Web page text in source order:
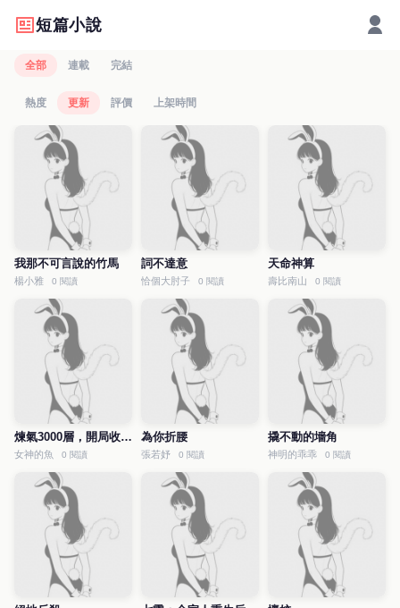
短篇小說
全部 連載 完結
熱度 更新 評價 上架時間
我那不可言說的竹馬
楊小雅 0 閱讀
詞不達意
恰個大肘子 0 閱讀
天命神算
壽比南山 0 閱讀
煉氣3000層，開局收女帝為徒
女神的魚 0 閱讀
為你折腰
張若妤 0 閱讀
撬不動的墻角
神明的乖乖 0 閱讀